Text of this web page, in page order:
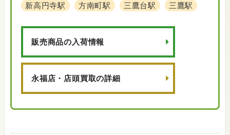
新高円寺駅
方南町駅 三鷹台駅 三鷹駅
販売商品の入荷情報
永福店・店頭買取の詳細